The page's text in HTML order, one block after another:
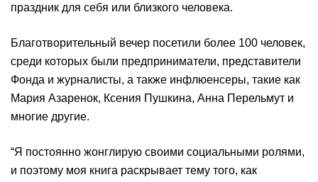
праздник для себя или близкого человека.
Благотворительный вечер посетили более 100 человек,
среди которых были предприниматели, представители
Фонда и журналисты, а также инфлюенсеры, такие как
Мария Азаренок, Ксения Пушкина, Анна Перельмут и
многие другие.
“Я постоянно жонглирую своими социальными ролями,
и поэтому моя книга раскрывает тему того, как